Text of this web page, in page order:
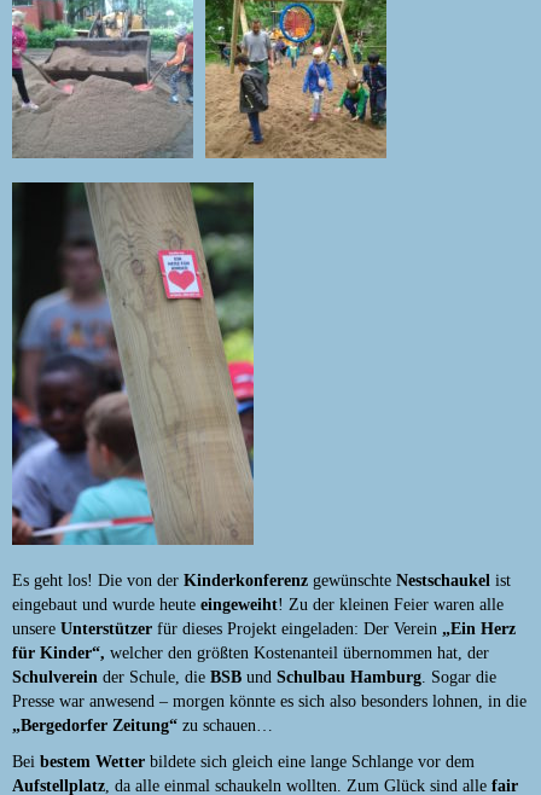
Es geht los! Die von der Kinderkonferenz gewünschte Nestschaukel ist
eingebaut und wurde heute eingeweiht! Zu der kleinen Feier waren alle
unsere Unterstützer für dieses Projekt eingeladen: Der Verein „Ein Herz
für Kinder“, welcher den größten Kostenanteil übernommen hat, der
Schulverein der Schule, die BSB und Schulbau Hamburg . Sogar die
Presse war anwesend – morgen könnte es sich also besonders lohnen, in die
„Bergedorfer Zeitung“ zu schauen…
Bei bestem Wetter bildete sich gleich eine lange Schlange vor dem
Aufstellplatz , da alle einmal schaukeln wollten. Zum Glück sind alle fair